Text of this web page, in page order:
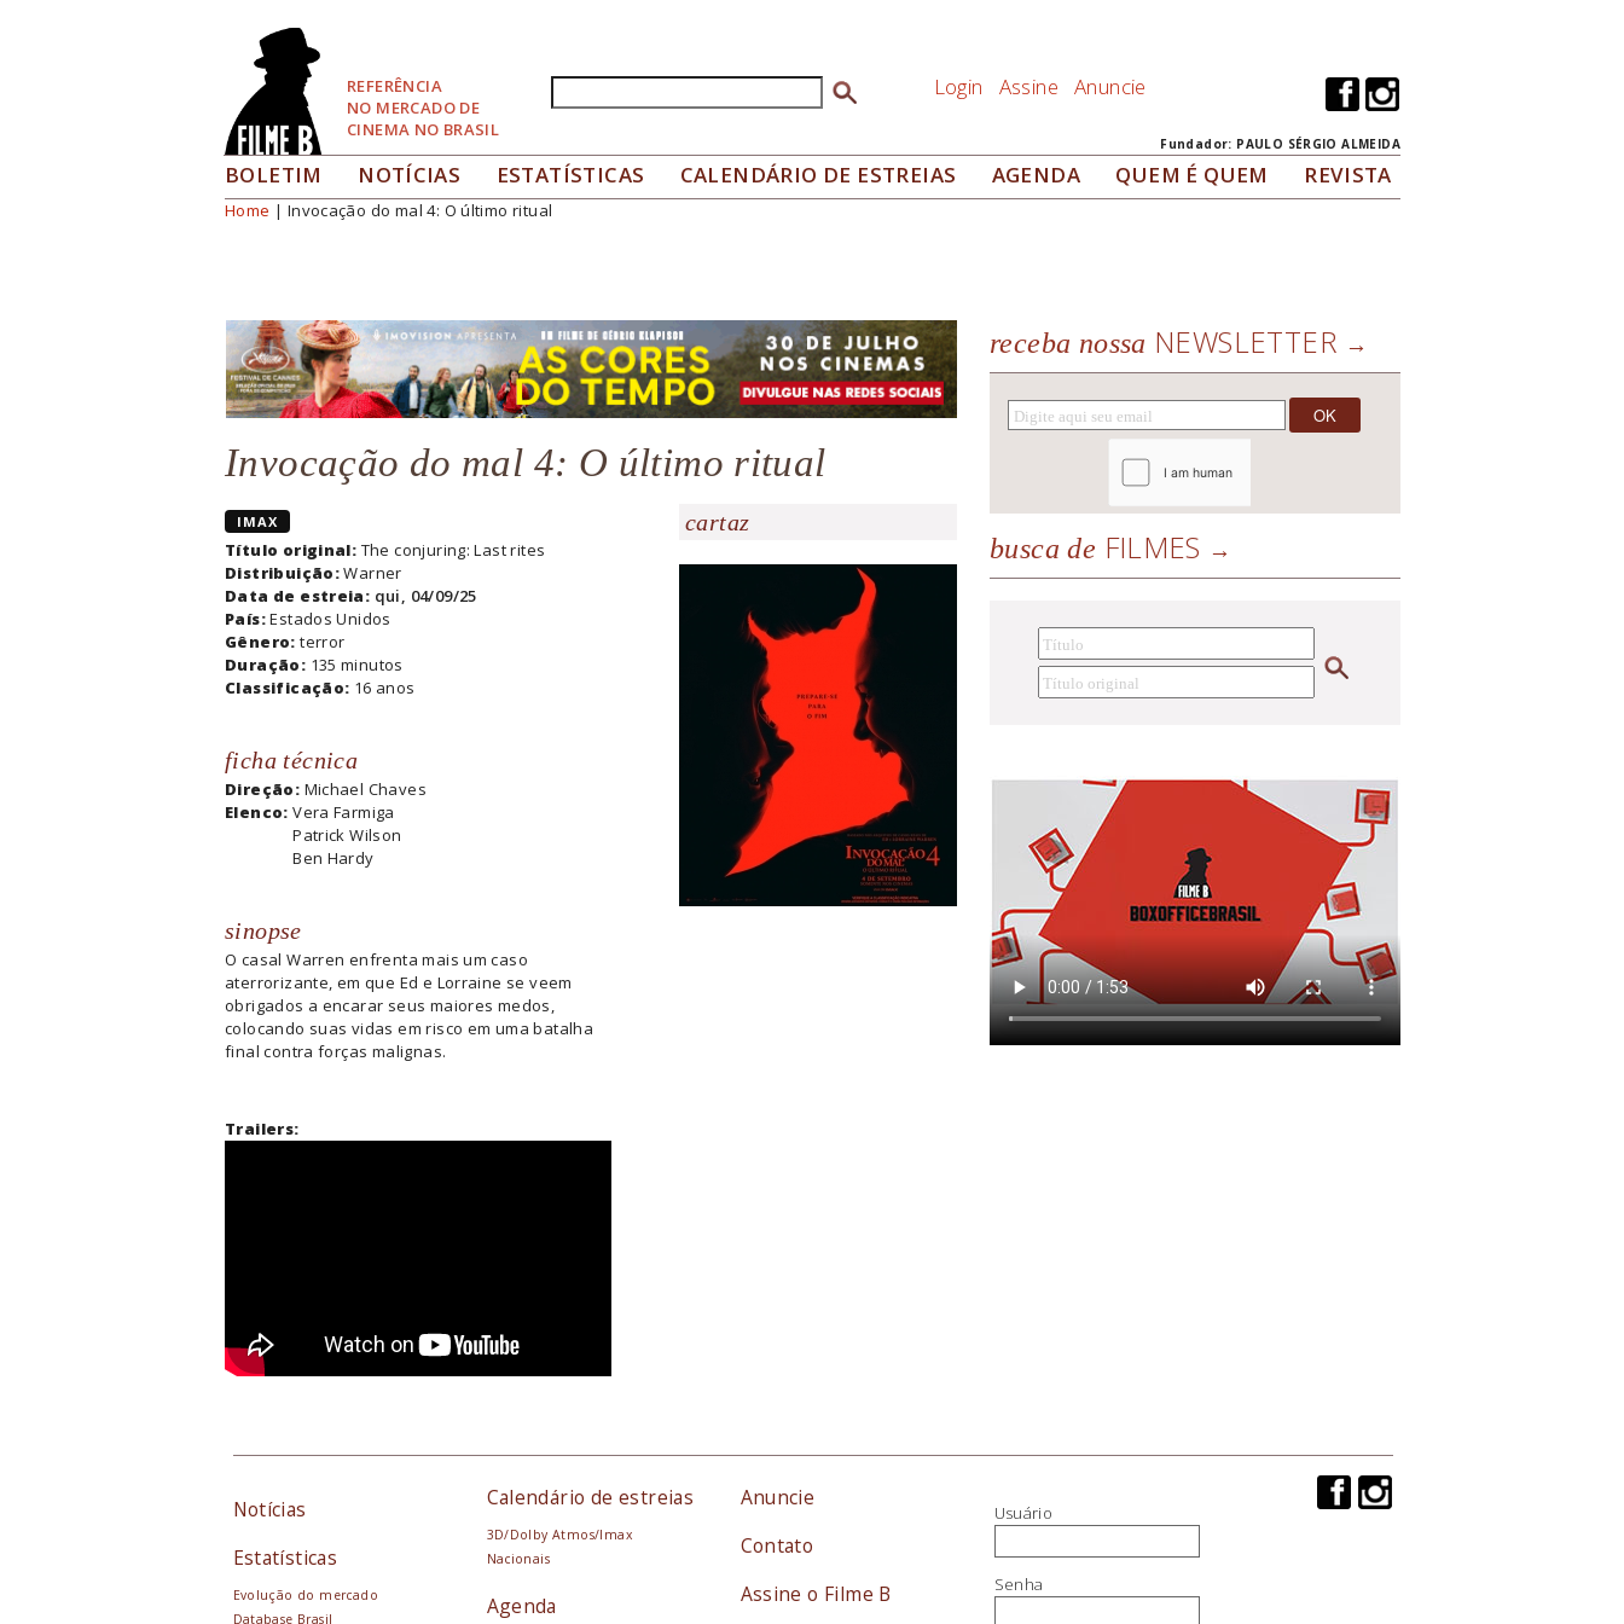
REFERÊNCIA
NO MERCADO DE
CINEMA NO BRASIL
Formulário de busca Login Assine Anuncie
Fundador: PAULO SÉRGIO ALMEIDA
BOLETIM NOTÍCIAS ESTATÍSTICAS CALENDÁRIO DE ESTREIAS AGENDA QUEM É QUEM REVISTA
Você está aqui
Home | Invocação do mal 4: O último ritual
Invocação do mal 4: O último ritual
IMAX
Título original: The conjuring: Last rites
Distribuição:Warner
Data de estreia: qui, 04/09/25
País:Estados Unidos
Gênero:terror
Duração: 135 minutos
Classificação: 16 anos
ficha técnica
Direção: Michael Chaves
Elenco:Vera Farmiga
Patrick Wilson
Ben Hardy
sinopse
O casal Warren enfrenta mais um caso
aterrorizante, em que Ed e Lorraine se veem
obrigados a encarar seus maiores medos,
colocando suas vidas em risco em uma batalha
final contra forças malignas.
Trailers:
cartaz
receba nossa NEWSLETTER
busca de FILMES
Notícias
Estatísticas
Evolução do mercado
Database Brasil
Calendário de estreias
3D/Dolby Atmos/Imax
Nacionais
Agenda
Anuncie
Contato
Assine o Filme B
Usuário
Senha